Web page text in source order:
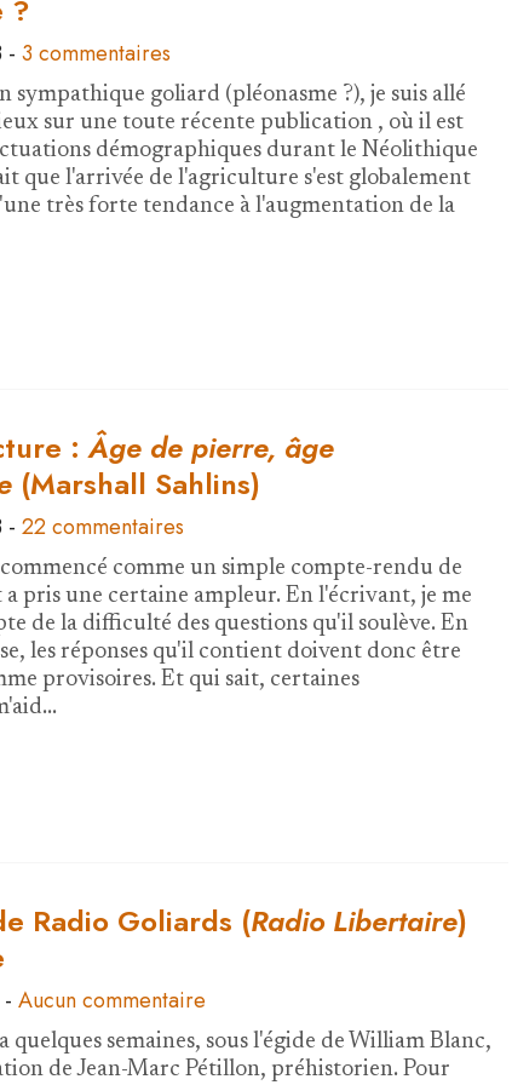
?
- 3 commentaires
sympathique goliard (pléonasme ?), je suis allé
sur une toute récente publication , où il est
démographiques durant le Néolithique
que l'arrivée de l'agriculture s'est globalement
très forte tendance à l'augmentation de la
:Âge de pierre, âge
(Marshall Sahlins)
- 22 commentaires
comme un simple compte-rendu de
pris une certaine ampleur. En l'écrivant, je me
de la difficulté des questions qu'il soulève. En
les réponses qu'il contient doivent donc être
provisoires. Et qui sait, certaines
Radio Goliards (Radio Libertaire)
- Aucun commentaire
quelques semaines, sous l'égide de William Blanc,
de Jean-Marc Pétillon, préhistorien. Pour